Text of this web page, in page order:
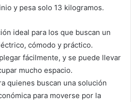
y pesa solo 13 kilogramos.
ideal para los que buscan un
cómodo y práctico.
fácilmente, y se puede llevar
mucho espacio.
quienes buscan una solución
para moverse por la